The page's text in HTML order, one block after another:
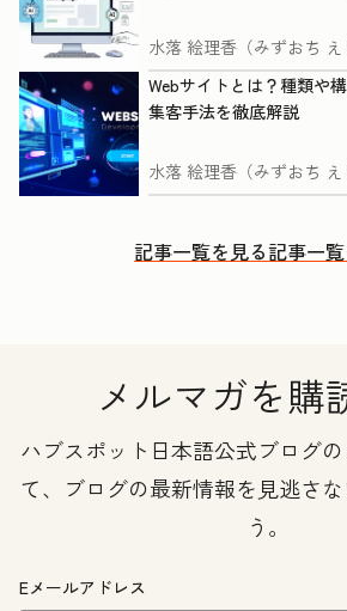
水落 絵理香（みずおち え
Webサイトとは？種類や
集客手法を徹底解説
水落 絵理香（みずおち え
記事一覧を見る記事一
メルマガを購
ハブスポット日本語公式ブログ
て、ブログの最新情報を見逃さ
う。
Eメールアドレス